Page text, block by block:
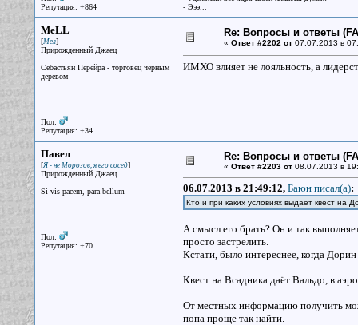
Репутация: +864
- Эээ...
MeLL
[Мел]
Прирожденный Джаец
Себастьян Перейра - торговец черным
деревом
Пол:
Репутация: +34
Re: Вопросы и ответы
« Ответ #2202 от07.07.2013 в
ИМХО влияет не лояльность, а
Павел
[Я - не Морозов, я его сосед]
Прирожденный Джаец
Si vis pacem, para bellum
Пол:
Репутация: +70
Re: Вопросы и ответы
« Ответ #2203 от08.07.2013 в
06.07.2013 в 21:49:12, Баюн писал(a):
Кто и при каких условиях выдает квест на
А смысл его брать? Он и так
просто застрелить.
Кстати, было интереснее, когда
Квест на Всадника даёт Вальдо, в
От местных информацию получить
попа проще так найти.